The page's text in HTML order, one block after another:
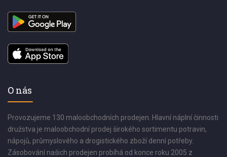
O nás
Provozujeme 130 maloobchodních prodejen. Hlavní náplní činnosti
družstva je maloobchodní prodej širokého sortimentu potravin,
nápojů, průmyslového a drogistického zboží denní potřeby.
Zásobování našich prodejen probíhá od konce roku 2005 z